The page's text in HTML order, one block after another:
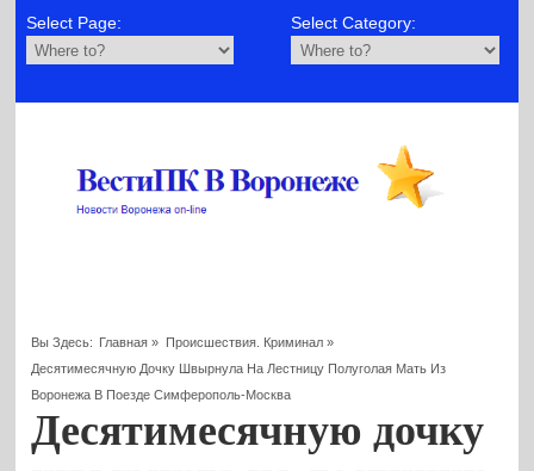
Select Page: Select Category:
Вы Здесь: Главная » Происшествия. Криминал»
Десятимесячную Дочку Швырнула На Лестницу Полуголая Мать Из
Воронежа В Поезде Симферополь-Москва
Десятимесячную дочку